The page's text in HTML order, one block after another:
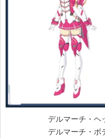
デルマーチ・
デルマーチ・